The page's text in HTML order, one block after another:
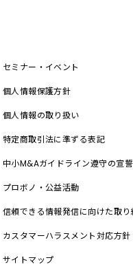
セミナー・イベント
個人情報保護方針
個人情報の取り扱い
特定商取引法に準ずる表記
中小M&Aガイドライン遵守の宣誓
プロボノ・公益活動
信頼できる情報発信に向けた取り
カスタマーハラスメント対応方針
サイトマップ